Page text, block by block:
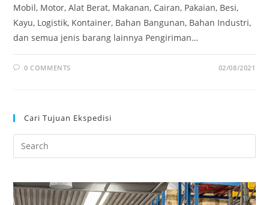
Mobil, Motor, Alat Berat, Makanan, Cairan, Pakaian, Besi,
Kayu, Logistik, Kontainer, Bahan Bangunan, Bahan Industri,
dan semua jenis barang lainnya Pengiriman…
0 COMMENTS 02/08/2021
Cari Tujuan Ekspedisi